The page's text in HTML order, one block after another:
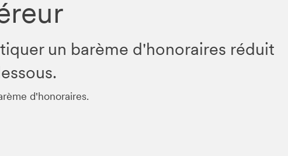
un barème d'honoraires réduit
d'honoraires.